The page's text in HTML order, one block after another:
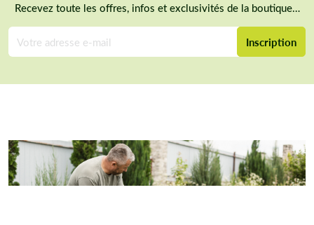
Recevez toute les offres, infos et exclusivités de la boutique…